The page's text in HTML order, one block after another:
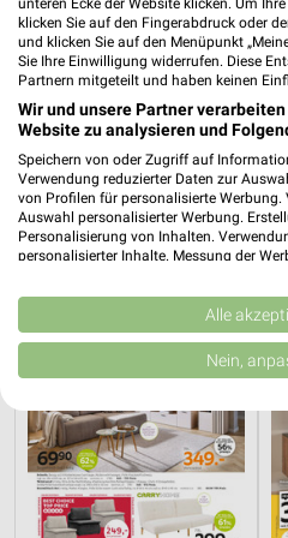
9,8 km
Angebote ab 03.08.
Gültig bis Sa. 08.08.
XXXLutz
unteren Ecke der Website klicken. Um
klicken Sie auf den Fingerabdruck oder
und klicken Sie auf den Menüpunkt
Sie Ihre Einwilligung widerrufen. Diese
Partnern mitgeteilt und haben keinen
Wir und unsere Partner
Website zu analysieren und
Speichern von oder Zugriff auf
Verwendung reduzierter Daten zur
von Profilen für personalisierte
Auswahl personalisierter Werbung.
Personalisierung von Inhalten.
personalisierter Inhalte. Messung der
Kombinationen von Daten aus
Verbesserung der Angebote.
von Inhalten.
Daten können außerhalb der
USA gesendet werden.
Website/App.
Partnerliste anzeigen (1 IAB-
Wir nutzen Ihre Daten für folgende
IAB-Verarbeitungszwecke:
Alle
Nein,